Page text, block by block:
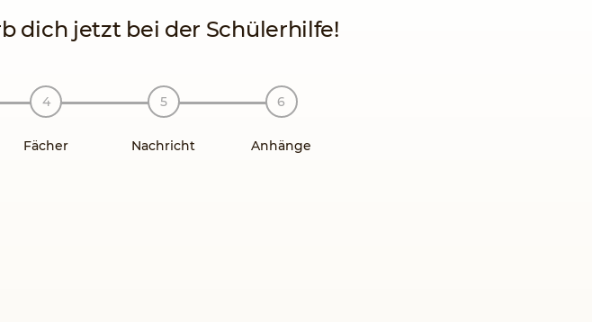
dich jetzt bei der Schülerhilfe!
Fächer Nachricht Anhänge